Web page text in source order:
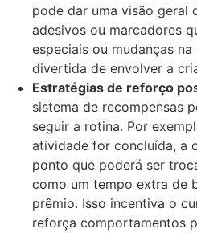
pode dar uma visão geral
adesivos ou marcadores
especiais ou mudanças
divertida de envolver a
Estratégias de reforço
sistema de recompensas
seguir a rotina. Por
atividade for concluída, a
ponto que poderá ser
como um tempo extra de
prêmio. Isso incentiva o
reforça comportamentos